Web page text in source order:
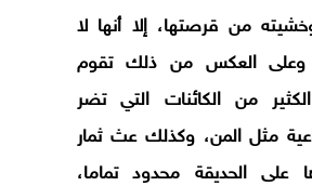
من قرصتها، إلا أنها لا
وعلى العكس من ذلك تقوم
من الكائنات التي تضر
مثل المن، وكذلك عث ثمار
على الحديقة محدود تماما،